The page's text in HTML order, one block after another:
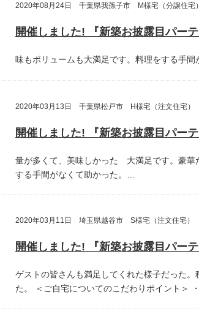
2020年08月24日 千葉県我孫子市 M様宅（分譲住宅）
味もボリュームも大満足です。料理をする手間
2020年03月13日 千葉県松戸市 H様宅（注文住宅）
量が多くて、美味しかった 大満足です。豪華
する手間がなくて助かった。…
2020年03月11日 埼玉県越谷市 S様宅（注文住宅）
ゲストの皆さんも満足してくれた様子だった。
た。
＜ご自宅についてのこだわりポイント＞